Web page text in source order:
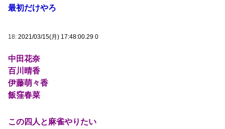
最初だけやろ
18: 2021/03/15(月) 17:48:00.29 0
中田花奈
百川晴香
伊藤萌々香
飯窪春菜
この四人と麻雀やりたい